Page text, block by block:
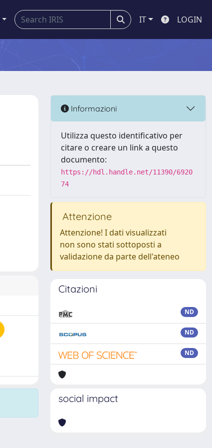
IT LOGIN
Informazioni
Utilizza questo identificativo per
citare o creare un link a questo
documento:
https://hdl.handle.net/11390/6920
74
Attenzione
Attenzione! I dati visualizzati
non sono stati sottoposti a
validazione da parte dell'ateneo
Citazioni
ND
ND
ND
social impact